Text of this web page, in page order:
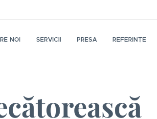
NOI SERVICII PRESA REFERINȚE